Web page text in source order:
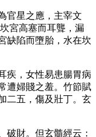
官星之應，主宰文
宮高塞而耳聾，漏
缺陷而墮胎，水在坎
疾，女性易患腸胃病
遭婦賤之羞。竹節賦
二五，傷及壯丁。玄
破財。但玄髓經云：